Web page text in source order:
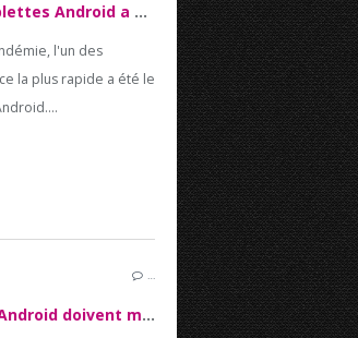
Le marché des tablettes Android a chuté de 49% au deuxième trimestre 2022
l'un des
la plus rapide a été le
…
Les utilisateurs d'Android doivent mettre à jour Chrome pour corriger une grave vulnérabilité